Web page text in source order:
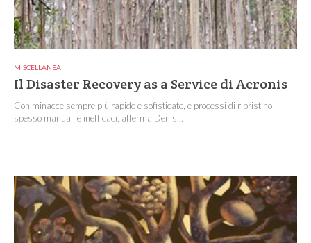
MISCELLANEA
Il Disaster Recovery as a Service di Acronis
Con minacce sempre più rapide e sofisticate, e processi di ripristino
spesso manuali e inefficaci, afferma Denis...